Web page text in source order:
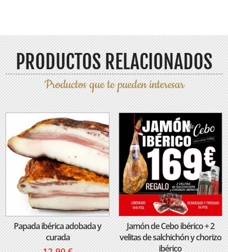
PRODUCTOS RELACIONADOS
Productos que te pueden interesar
Productos relacionados
Papada ibérica adobada y
curada
Jamón de Cebo ibérico + 2
velitas de salchichón y chorizo
ibérico